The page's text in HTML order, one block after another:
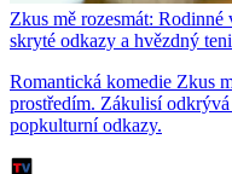
Zkus mě rozesmát:
skryté odkazy a hvězdný
Romantická komedie Zkus
prostředím. Zákulisí
popkulturní odkazy.